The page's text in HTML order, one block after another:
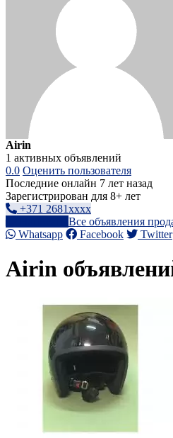
Airin
1 активных объявлений
0.0 Оценить пользователя
Последние онлайн 7 лет назад
Зарегистрирован для 8+ лет
+371 2681xxxx
Все объявления
Whatsapp
Facebook Twitter
Airin